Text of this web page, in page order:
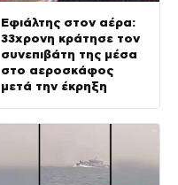
Εφιάλτης στον αέρα:
33χρονη κράτησε τον
συνεπιβάτη της μέσα
στο αεροσκάφος
μετά την έκρηξη